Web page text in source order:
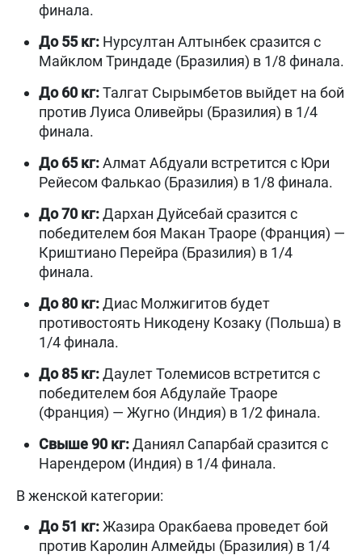
финала.
До 55 кг: Нурсултан Алтынбек сразится с
Майклом Триндаде (Бразилия) в 1/8 финала.
До 60 кг:Талгат Сырымбетов выйдет на бой
против Луиса Оливейры (Бразилия) в 1/4
финала.
До 65 кг:Алмат Абдуали встретится с Юри
Рейесом Фалькао (Бразилия) в 1/8 финала.
До 70 кг:Дархан Дуйсебай сразится с
победителем боя Макан Траоре (Франция) —
Криштиано Перейра (Бразилия) в 1/4
финала.
До 80 кг:Диас Молжигитов будет
противостоять Никодену Козаку (Польша) в
1/4 финала.
До 85 кг:Даулет Толемисов встретится с
победителем боя Абдулайе Траоре
(Франция) — Жугно (Индия) в 1/2 финала.
Свыше 90 кг:Даниял Сапарбай сразится с
Нарендером (Индия) в 1/4 финала.
В женской категории:
До 51 кг:Жазира Оракбаева проведет бой
против Каролин Алмейды (Бразилия) в 1/4